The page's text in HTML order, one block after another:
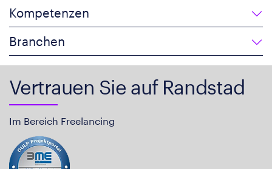
Kompetenzen
Branchen
Vertrauen Sie auf Randstad
Im Bereich Freelancing